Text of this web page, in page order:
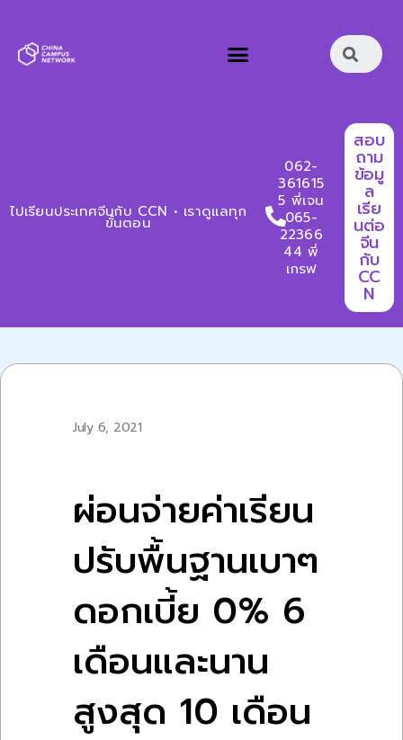
ไปเรียนประเทศจีนกับ CCN • เราดูแลทุก
ขั้นตอน
062-
361615
5 พี่เจน
065-
22366
44 พี่
เกรฟ
สอบ
ถาม
ข้อมู
ล
เรีย
นต่อ
จีน
กับ
CC
N
July 6, 2021
ผ่อนจ่ายค่าเรียน
ปรับพื้นฐานเบาๆ
ดอกเบี้ย 0% 6
เดือนและนาน
สูงสุด 10 เดือน